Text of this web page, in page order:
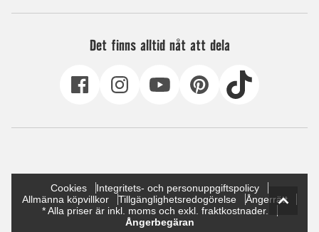
Det finns alltid nåt att dela
Cookies
Integritets- och personuppgiftspolicy
Allmänna köpvillkor
Tillgänglighetsredogörelse
Ångerrätt
* Alla priser är inkl. moms och exkl. fraktkostnader.
Ångerbegäran